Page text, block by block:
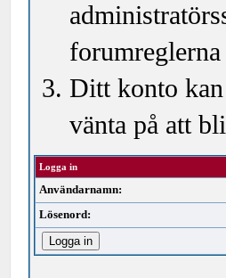
Ditt konto
vänta på att
Logga in
Användarnamn:
Lösenord: